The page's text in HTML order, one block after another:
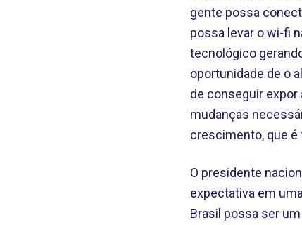
gente possa
possa levar o wi-fi
tecnológico
oportunidade de o
de conseguir expor
mudanças
crescimento, que é
O presidente
expectativa em
Brasil possa ser